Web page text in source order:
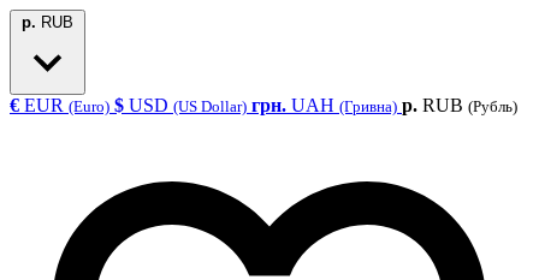
р. RUB
€ EUR (Euro) $ USD (US Dollar) грн. UAH (Гривна) р. RUB (Рубль)